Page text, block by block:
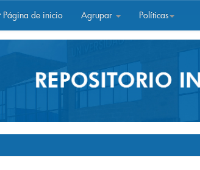
Página de inicio Agrupar Políticas